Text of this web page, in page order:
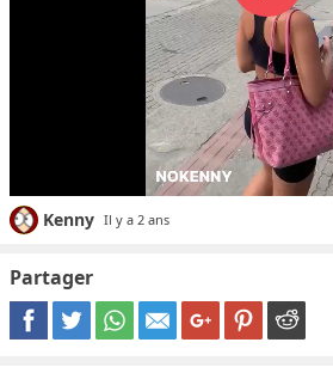
Kenny Il y a 2 ans
Partager